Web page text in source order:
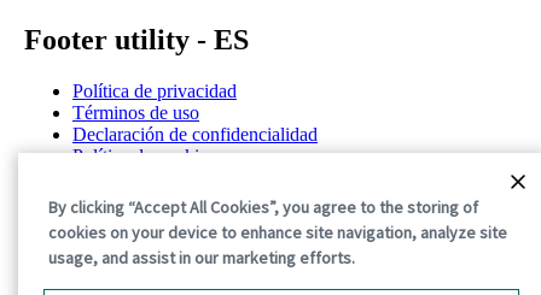
Footer utility - ES
Política de privacidad
Términos de uso
Declaración de confidencialidad
Política de cookies
©2026 International Paper. All Rights Reserved.
By clicking “Accept All Cookies”, you agree to the storing of
cookies on your device to enhance site navigation, analyze site
usage, and assist in our marketing efforts.